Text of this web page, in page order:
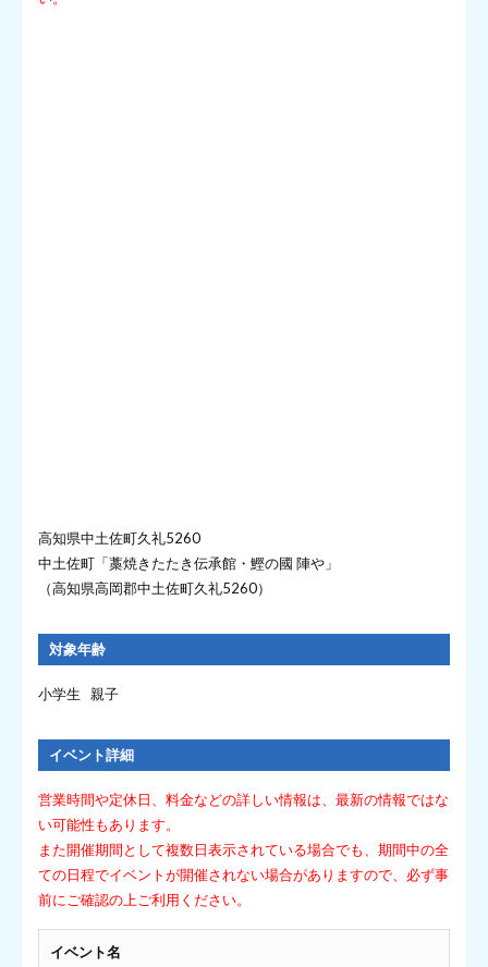
高知県中土佐町久礼5260
中土佐町「藁焼きたたき伝承館・鰹の國 陣や」
（高知県高岡郡中土佐町久礼5260）
対象年齢
小学生 親子
イベント詳細
営業時間や定休日、料金などの詳しい情報は、最新の情報ではな
い可能性もあります。
また開催期間として複数日表示されている場合でも、期間中の全
ての日程でイベントが開催されない場合がありますので、必ず事
前にご確認の上ご利用ください。
イベント名